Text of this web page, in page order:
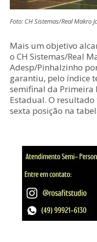
Foto: CH Sistemas/Real Makro
Mais um objetivo
o CH Sistemas/Real
Adesp/Pinhalzinho
garantiu, pelo índice
semifinal da Primeira
Estadual. O
sexta posição na